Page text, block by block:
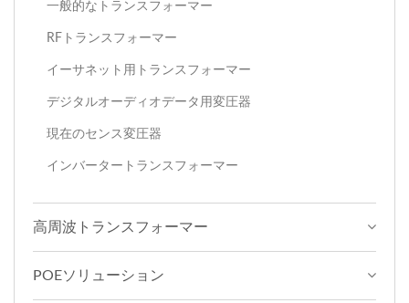
一般的なトランスフォーマー
RFトランスフォーマー
イーサネット用トランスフォーマー
デジタルオーディオデータ用変圧器
現在のセンス変圧器
インバータートランスフォーマー
高周波トランスフォーマー
POEソリューション